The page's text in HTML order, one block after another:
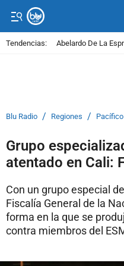
Tendencias: Abelardo De La
Blu Radio / Regiones / Pacífico
Grupo
atentado en Cali:
Con un grupo especial
Fiscalía General de la
forma en la que se
contra miembros del